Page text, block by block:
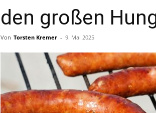
den großen
Von Torsten Kremer - 9. Mai 2025